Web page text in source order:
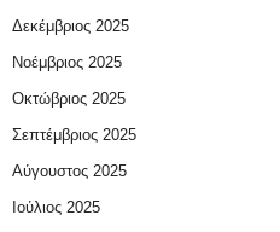
Δεκέμβριος 2025
Νοέμβριος 2025
Οκτώβριος 2025
Σεπτέμβριος 2025
Αύγουστος 2025
Ιούλιος 2025